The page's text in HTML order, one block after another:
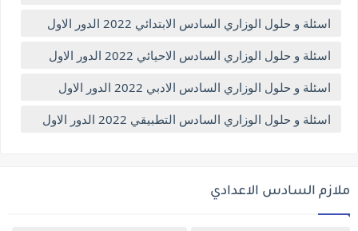
اسئلة و حلول الوزاري السادس الابتدائي 2022 الدور الاول
اسئلة و حلول الوزاري السادس الاحيائي 2022 الدور الاول
اسئلة و حلول الوزاري السادس الادبي 2022 الدور الاول
اسئلة و حلول الوزاري السادس التطبيقي 2022 الدور الاول
ملازم السادس الاعدادي